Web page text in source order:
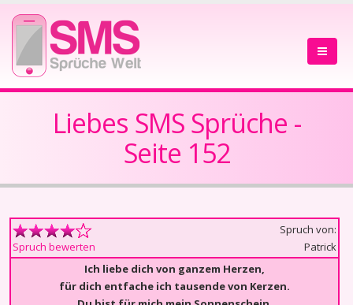
Liebes SMS Sprüche -
Seite 152
Spruch bewerten
Spruch von:
Patrick
Ich liebe dich von ganzem Herzen,
für dich entfache ich tausende von Kerzen.